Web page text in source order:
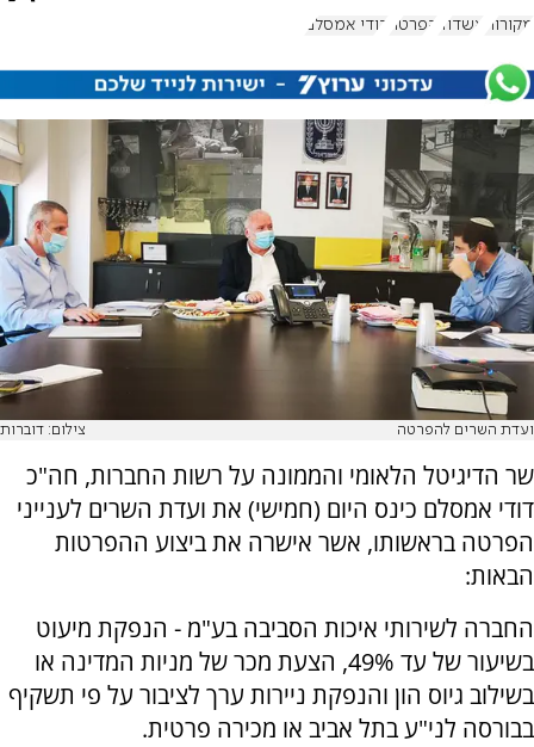
מקורות אשדוד הפרטה דודי אמסלם
ועדת השרים להפרטה צילום: דוברות
שר הדיגיטל הלאומי והממונה על רשות החברות, חה"כ
דודי אמסלם כינס היום (חמישי) את ועדת השרים לענייני
הפרטה בראשותו, אשר אישרה את ביצוע ההפרטות
הבאות:
החברה לשירותי איכות הסביבה בע"מ - הנפקת מיעוט
בשיעור של עד 49%, הצעת מכר של מניות המדינה או
בשילוב גיוס הון והנפקת ניירות ערך לציבור על פי תשקיף
בבורסה לני"ע בתל אביב או מכירה פרטית.